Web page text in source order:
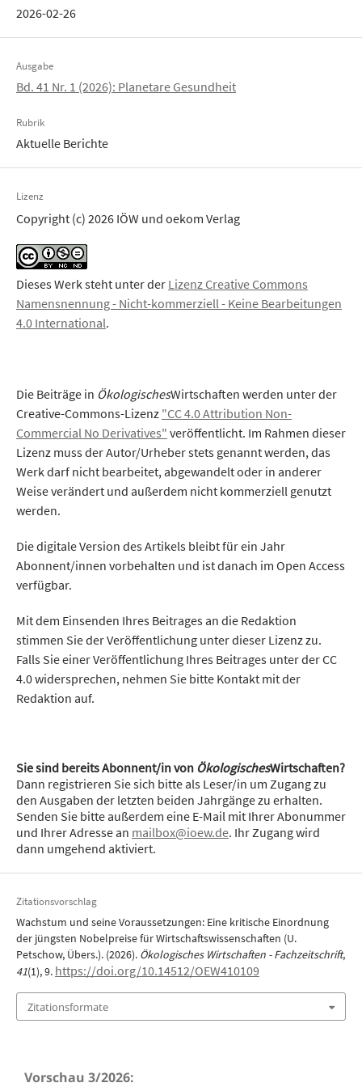
2026-02-26
Ausgabe
Bd. 41 Nr. 1 (2026): Planetare Gesundheit
Rubrik
Aktuelle Berichte
Lizenz
Copyright (c) 2026 IÖW und oekom Verlag
Dieses Werk steht unter der Lizenz Creative Commons
Namensnennung - Nicht-kommerziell - Keine Bearbeitungen
4.0 International.
Die Beiträge in ÖkologischesWirtschaften werden unter der
Creative-Commons-Lizenz "CC 4.0 Attribution Non-
Commercial No Derivatives" veröffentlicht. Im Rahmen dieser
Lizenz muss der Autor/Urheber stets genannt werden, das
Werk darf nicht bearbeitet, abgewandelt oder in anderer
Weise verändert und außerdem nicht kommerziell genutzt
werden.
Die digitale Version des Artikels bleibt für ein Jahr
Abonnent/innen vorbehalten und ist danach im Open Access
verfügbar.
Mit dem Einsenden Ihres Beitrages an die Redaktion
stimmen Sie der Veröffentlichung unter dieser Lizenz zu.
Falls Sie einer Veröffentlichung Ihres Beitrages unter der CC
4.0 widersprechen, nehmen Sie bitte Kontakt mit der
Redaktion auf.
Sie sind bereits Abonnent/in von ÖkologischesWirtschaften?
Dann registrieren Sie sich bitte als Leser/in um Zugang zu
den Ausgaben der letzten beiden Jahrgänge zu erhalten.
Senden Sie bitte außerdem eine E-Mail mit Ihrer Abonummer
und Ihrer Adresse an mailbox@ioew.de. Ihr Zugang wird
dann umgehend aktiviert.
Zitationsvorschlag
Wachstum und seine ­Voraussetzungen: Eine kritische Einordnung
der jüngsten Nobelpreise für Wirtschaftswissenschaften (U.
Petschow, Übers.). (2026). Ökologisches Wirtschaften - Fachzeitschrift,
41(1), 9. https://doi.org/10.14512/OEW410109
Zitationsformate
Vorschau 3/2026: